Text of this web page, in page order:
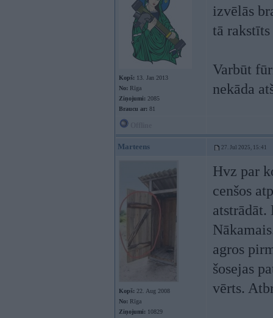
Kopš: 13. Jan 2013
No: Rīga
Ziņojumi: 2085
Braucu ar: 81
izvēlās
tā rakstīts
Varbūt
nekāda
Marteens 27. Jul 2025, 15:41
Kopš: 22. Aug 2008
No: Rīga
Ziņojumi: 10829
Hvz par
cenšos
agros
šosejas
vērts.